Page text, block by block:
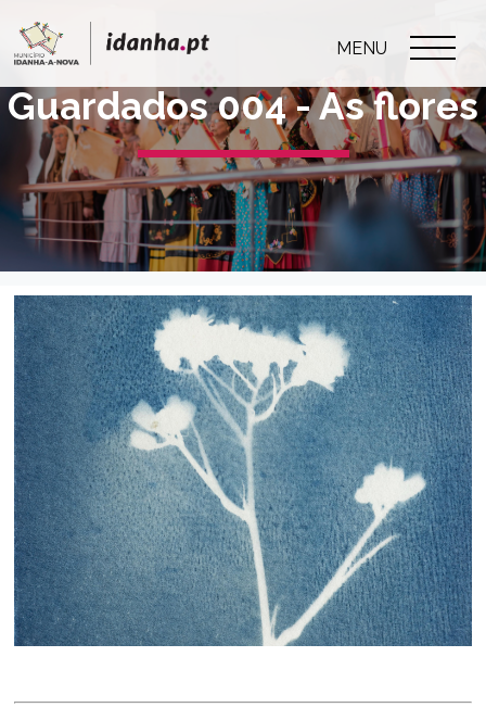
MENU
Guardados 004 - As flores
Guardados 004 - As flores